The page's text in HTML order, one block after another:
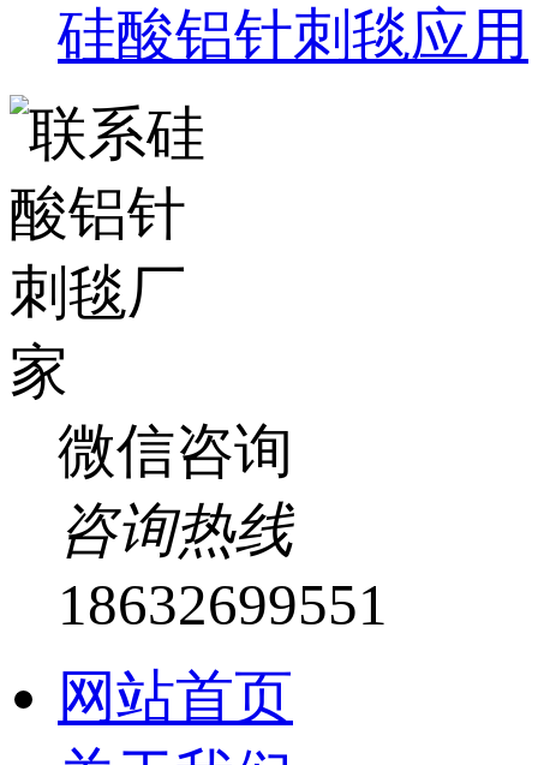
硅酸铝针刺毯应用
微信咨询
咨询热线
18632699551
网站首页